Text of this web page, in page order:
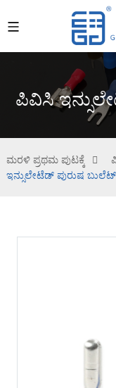
ಪಿವಿಸಿ
ಮರಳಿ ಪ್ರಥಮ ಪುಟಕ್ಕೆ
ಇನ್ಸುಲೇಟೆಡ್ ಪುರುಷ ಬುಲೆಟ್